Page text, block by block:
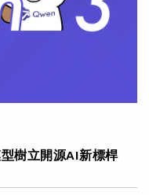
樹立開源AI新標桿